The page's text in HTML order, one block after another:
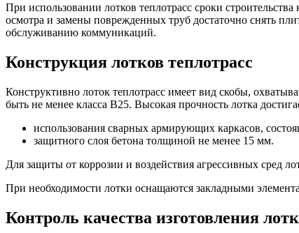
При использовании лотков теплотрасс сроки
осмотра и замены поврежденных труб достаточно снять
обслуживанию коммуникаций.
Конструкция лотков теплотрасс
Конструктивно лоток теплотрасс имеет вид скобы,
быть не менее класса В25. Высокая прочность лотка
использования сварных армирующих каркасов,
защитного слоя бетона толщиной не менее 15 мм.
Для защиты от коррозии и воздействия агрессивных сред
При необходимости лотки оснащаются закладными
Контроль качества изготовления